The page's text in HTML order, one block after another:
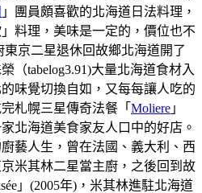
」團員頗喜歡的北海道日法料理，
料理，美味是一定的，價位也不
京二星退休回故鄉北海道開了
（tabelog3.91)大量北海道食材入
味覺切換自如，又每每讓人吃的
札幌三星傳奇法餐「 Moliere 」
北海道美食家友人口中的好店。
藝人生，曾在法國、義大利、西
米其林二星當主廚，之後回到故
」(2005年)，米其林進駐北海道